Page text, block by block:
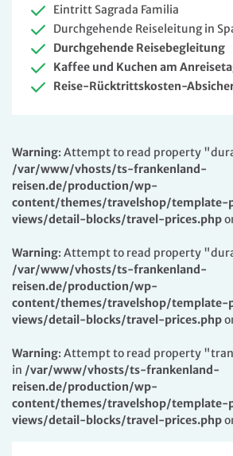
Eintritt Sagrada Familia
Durchgehende Reiseleitung in
Durchgehende Reisebegleitung
Kaffee und Kuchen am
Reise-Rücktrittskosten-
Warning: Attempt to read property
/var/www/vhosts/ts-frankenland-
reisen.de/production/wp-
content/themes/travelshop/template-
views/detail-blocks/travel-prices.php
Warning: Attempt to read property
/var/www/vhosts/ts-frankenland-
reisen.de/production/wp-
content/themes/travelshop/template-
views/detail-blocks/travel-prices.php
Warning: Attempt to read property
in /var/www/vhosts/ts-frankenland-
reisen.de/production/wp-
content/themes/travelshop/template-
views/detail-blocks/travel-prices.php